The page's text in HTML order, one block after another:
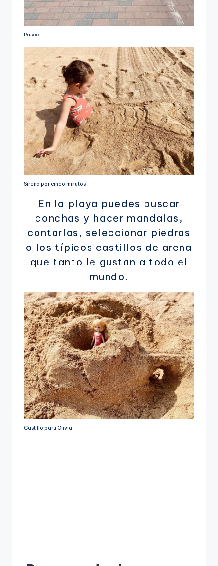
Paseo
Sirena por cinco minutos
En la playa puedes buscar
conchas y hacer mandalas,
contarlas, seleccionar piedras
o los típicos castillos de arena
que tanto le gustan a todo el
mundo.
Castillo para Olivia